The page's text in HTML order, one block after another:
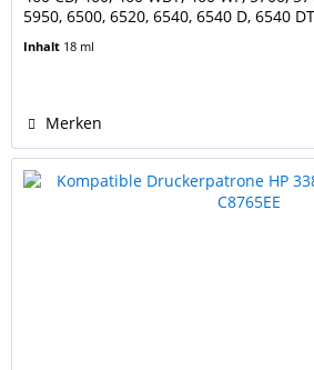
5950, 6500, 6520, 6540, 6540 D, 6540
6985, 6988, 6988 DT, 6988, 6988 XI HP
Inhalt 18 ml
Merken